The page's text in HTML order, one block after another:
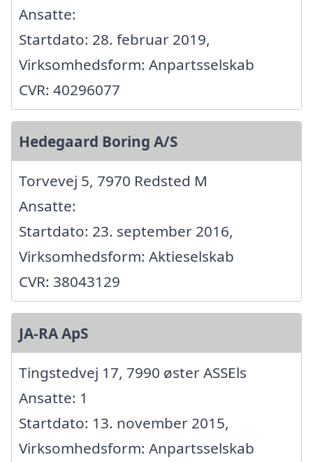
Ansatte:
Startdato: 28. februar 2019,
Virksomhedsform: Anpartsselskab
CVR: 40296077
Hedegaard Boring A/S
Torvevej 5, 7970 Redsted M
Ansatte:
Startdato: 23. september 2016,
Virksomhedsform: Aktieselskab
CVR: 38043129
JA-RA ApS
Tingstedvej 17, 7990 øster ASSEls
Ansatte: 1
Startdato: 13. november 2015,
Virksomhedsform: Anpartsselskab